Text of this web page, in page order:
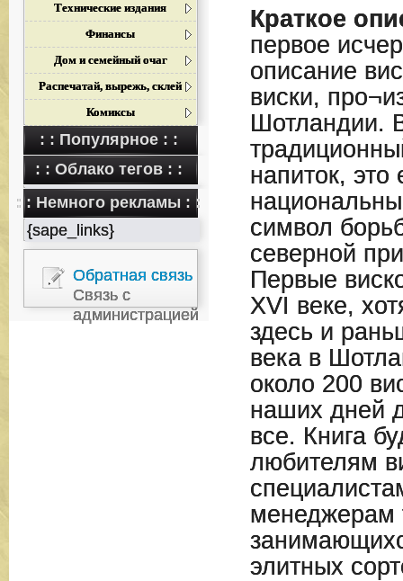
Технические издания
Финансы
Дом и семейный очаг
Распечатай, вырежь, склей
Комиксы
: : Популярное : :
: : Облако тегов : :
: : Немного рекламы : :
{sape_links}
Обратная связь
Связь с
администрацией
Краткое
первое
описание
виски,
Шотландии.
напиток,
символ
северной
Первые
XVI веке,
здесь и
века в
около 200
наших дней
все. Книга
любителям
менеджерам
элитных